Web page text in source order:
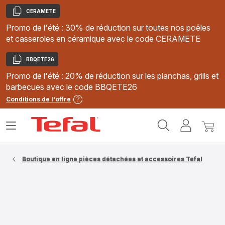
Copier
CERAMETE
Promo de l'été : 30% de réduction sur toutes nos poêles
et casseroles en céramique avec le code CERAMETE
Copier
BBQETE26
Promo de l'été : 20% de réduction sur les planchas, grills et
barbecues avec le code BBQETE26
Conditions de l'offre
MonMon
Ouvrir
Boutique en ligne pièces détachées et accessoires Tefal